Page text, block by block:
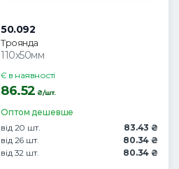
50.092
Троянда
110х50мм
Є в наявності
86.52 ₴/шт.
Оптом дешевше
від 20 шт.
83.43 ₴
від 26 шт.
80.34 ₴
від 32 шт.
80.34 ₴